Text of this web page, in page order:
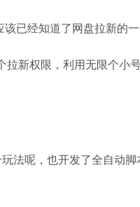
已经知道了网盘拉新的一
新权限，利用无限个小
法呢，也开发了全自动